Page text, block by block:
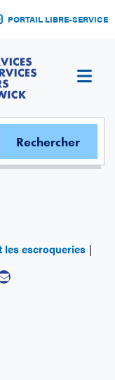
PORTAIL LIBRE-SERVICE
les escroqueries